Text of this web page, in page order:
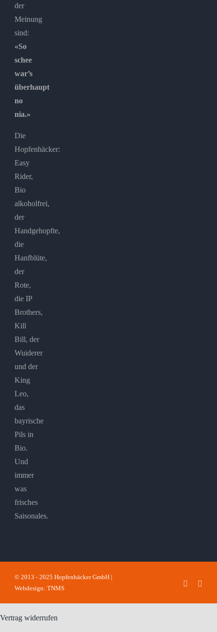
der
Meinung
sind:
«So
schee
war’s
überhaupt
no
nia.»
Die
Hopfenhäcker:
Easy
Rider,
Bio
alkoholfrei,
der
Handgehopfte,
die
Hanfblüte,
der
Rote,
die IP
Brothers,
Kill
Bill, der
Wuiderer
und der
King
Leo,
das
bayrische
Pils in
Bio.
Und
immer
was
frisches
Saisonales.
© 2013 - 2025 Hopfenhäcker GmbH |
Webdesign: TNMS
Facebook
Vertrag widerrufen